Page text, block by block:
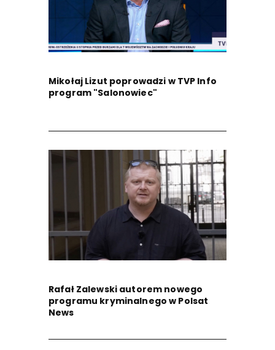
Mikołaj Lizut poprowadzi w TVP Info
program "Salonowiec"
Rafał Zalewski autorem nowego
programu kryminalnego w Polsat
News